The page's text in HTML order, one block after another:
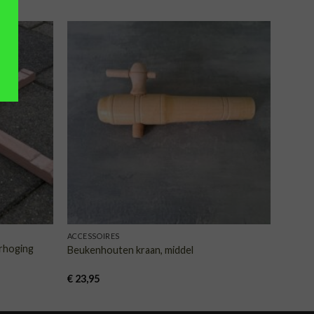
ACCESSOIRES
Beukenhouten kraan, middel
€23,95